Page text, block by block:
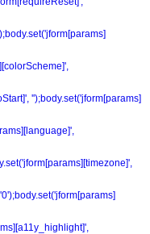
'');body.set('jform[params]